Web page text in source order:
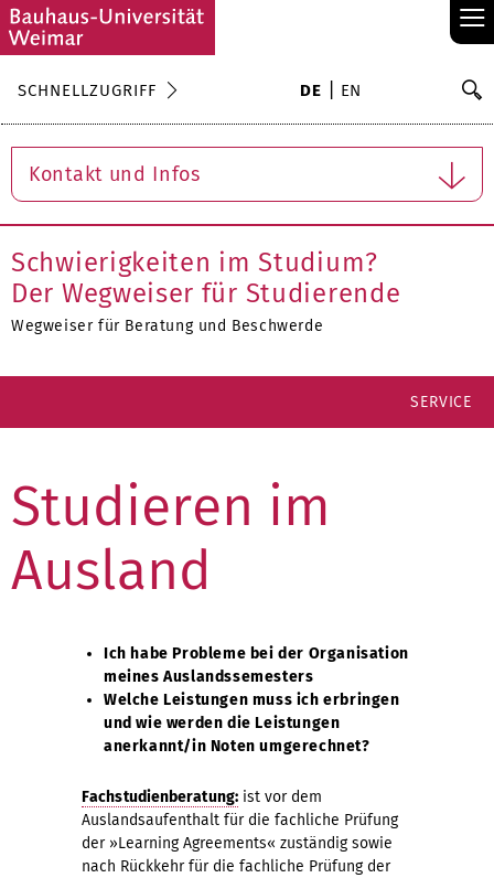
≡
SCHNELLZUGRIFF DE EN
Kontakt und Infos
Schwierigkeiten im Studium?
Der Wegweiser für Studierende
Wegweiser für Beratung und Beschwerde
SERVICE
Studieren im
Ausland
Ich habe Probleme bei der Organisation
meines Auslandssemesters
Welche Leistungen muss ich erbringen
und wie werden die Leistungen
anerkannt/in Noten umgerechnet?
Fachstudienberatung: ist vor dem
Auslandsaufenthalt für die fachliche Prüfung
der »Learning Agreements« zuständig sowie
nach Rückkehr für die fachliche Prüfung der